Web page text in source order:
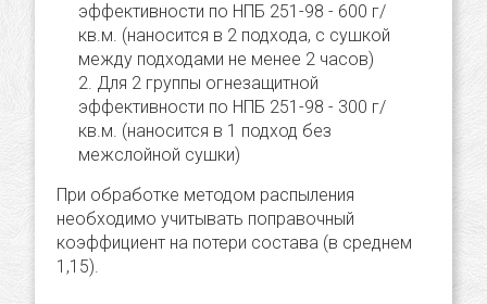
эффективности по НПБ 251-98 - 600 г/
кв.м. (наносится в 2 подхода, с сушкой
между подходами не менее 2 часов)
Для 2 группы огнезащитной
эффективности по НПБ 251-98 - 300 г/
кв.м. (наносится в 1 подход без
межслойной сушки)
При обработке методом распыления
необходимо учитывать поправочный
коэффициент на потери состава (в среднем
1,15).